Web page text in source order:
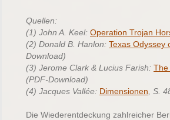
Quellen:
(1) John A. Keel: Operation Trojan
(2) Donald B. Hanlon: Texas Odyssey
Download)
(3) Jerome Clark & Lucius Farish: The
(PDF-Download)
(4) Jacques Vallée: Dimensionen , S.
Die Wiederentdeckung zahlreicher